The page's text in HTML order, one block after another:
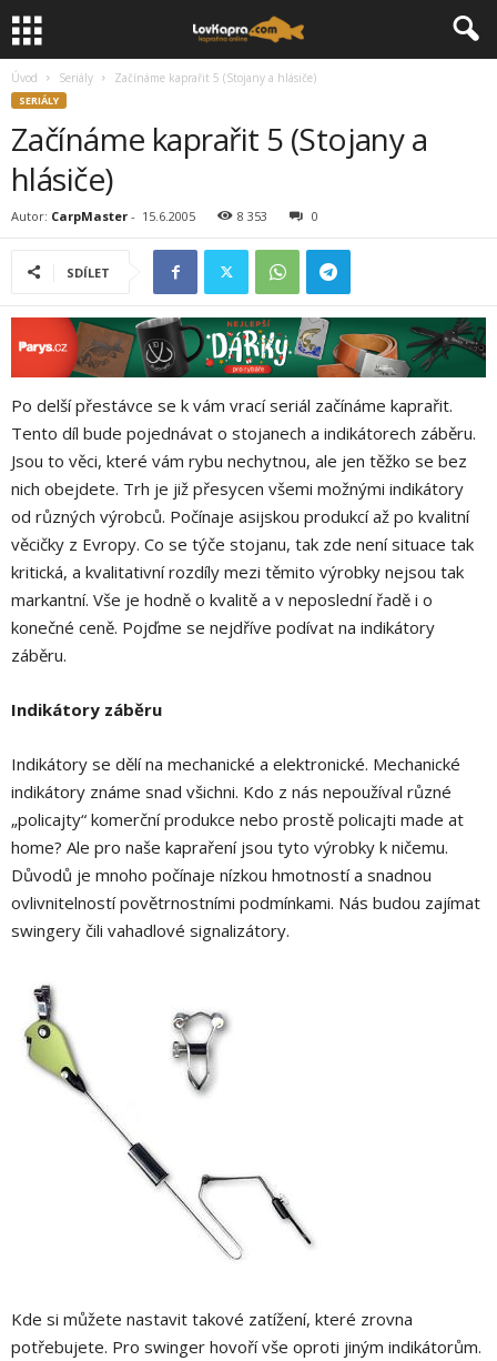
Úvod Seriály Začínáme kaprařit 5 (Stojany a hlásiče)
SERIÁLY
Začínáme kaprařit 5 (Stojany a
hlásiče)
Autor: CarpMaster - 15.6.2005 8 353 0
SDÍLET
Po delší přestávce se k vám vrací seriál začínáme kaprařit.
Tento díl bude pojednávat o stojanech a indikátorech záběru.
Jsou to věci, které vám rybu nechytnou, ale jen těžko se bez
nich obejdete. Trh je již přesycen všemi možnými indikátory
od různých výrobců. Počínaje asijskou produkcí až po kvalitní
věcičky z Evropy. Co se týče stojanu, tak zde není situace tak
kritická, a kvalitativní rozdíly mezi těmito výrobky nejsou tak
markantní. Vše je hodně o kvalitě a v neposlední řadě i o
konečné ceně. Pojďme se nejdříve podívat na indikátory
záběru.
Indikátory záběru
Indikátory se dělí na mechanické a elektronické. Mechanické
indikátory známe snad všichni. Kdo z nás nepoužíval různé
„policajty“ komerční produkce nebo prostě policajti made at
home? Ale pro naše kapraření jsou tyto výrobky k ničemu.
Důvodů je mnoho počínaje nízkou hmotností a snadnou
ovlivnitelností povětrnostními podmínkami. Nás budou zajímat
swingery čili vahadlové signalizátory.
Kde si můžete nastavit takové zatížení, které zrovna
potřebujete. Pro swinger hovoří vše oproti jiným indikátorům.